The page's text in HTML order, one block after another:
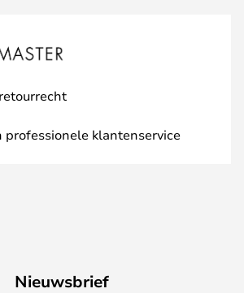
professionele klantenservice
Nieuwsbrief